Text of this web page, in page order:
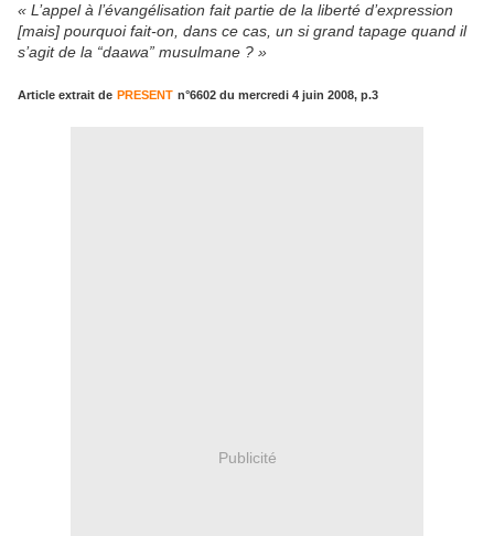
« L’appel à l’évangélisation fait partie de la liberté d’expression
[mais] pourquoi fait-on, dans ce cas, un si grand tapage quand il
s’agit de la “daawa” musulmane ? »
Article extrait de PRESENT n°6602 du mercredi 4 juin 2008, p.3
Publicité